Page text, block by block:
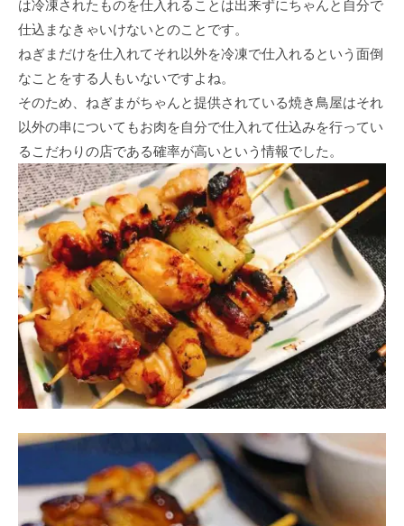
は冷凍されたものを仕入れることは出来ずにちゃんと自分で
仕込まなきゃいけないとのことです。
ねぎまだけを仕入れてそれ以外を冷凍で仕入れるという面倒
なことをする人もいないですよね。
そのため、ねぎまがちゃんと提供されている焼き鳥屋はそれ
以外の串についてもお肉を自分で仕入れて仕込みを行ってい
るこだわりの店である確率が高いという情報でした。